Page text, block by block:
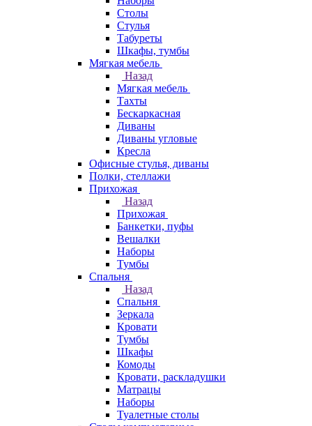
Столы
Стулья
Табуреты
Шкафы, тумбы
Мягкая мебель
Назад
Мягкая мебель
Тахты
Бескаркасная
Диваны
Диваны угловые
Кресла
Офисные стулья, диваны
Полки, стеллажи
Прихожая
Назад
Прихожая
Банкетки, пуфы
Вешалки
Наборы
Тумбы
Спальня
Назад
Спальня
Зеркала
Кровати
Тумбы
Шкафы
Комоды
Кровати, раскладушки
Матрацы
Наборы
Туалетные столы